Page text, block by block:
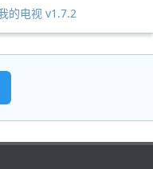
的电视 v1.7.2